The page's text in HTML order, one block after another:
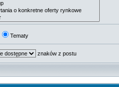
Tematy
znaków z postu